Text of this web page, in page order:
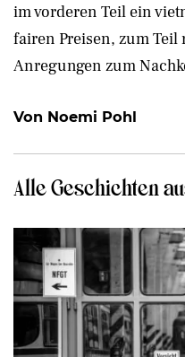
im vorderen Teil ein
fairen Preisen, zum
Anregungen zum
Von Noemi Pohl
Alle Geschichten